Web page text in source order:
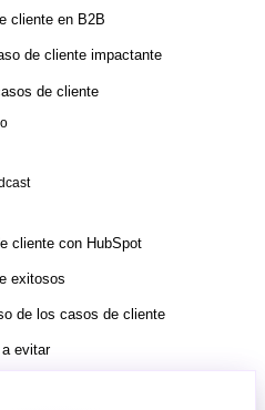
cliente en B2B
de cliente impactante
de cliente
cliente con HubSpot
exitosos
de los casos de cliente
evitar